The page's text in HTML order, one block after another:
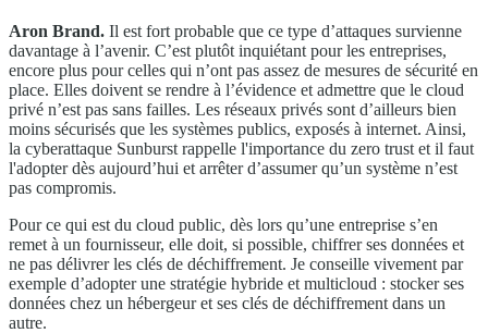
Aron Brand. Il est fort probable que ce type d’attaques survienne
davantage à l’avenir. C’est plutôt inquiétant pour les entreprises,
encore plus pour celles qui n’ont pas assez de mesures de sécurité en
place. Elles doivent se rendre à l’évidence et admettre que le cloud
privé n’est pas sans failles. Les réseaux privés sont d’ailleurs bien
moins sécurisés que les systèmes publics, exposés à internet. Ainsi,
la cyberattaque Sunburst rappelle l'importance du zero trust et il faut
l'adopter dès aujourd’hui et arrêter d’assumer qu’un système n’est
pas compromis.
Pour ce qui est du cloud public, dès lors qu’une entreprise s’en
remet à un fournisseur, elle doit, si possible, chiffrer ses données et
ne pas délivrer les clés de déchiffrement. Je conseille vivement par
exemple d’adopter une stratégie hybride et multicloud : stocker ses
données chez un hébergeur et ses clés de déchiffrement dans un
autre.